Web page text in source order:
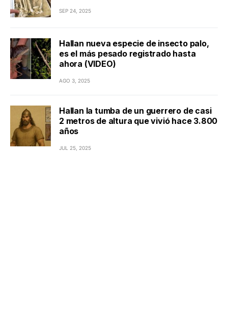
SEP 24, 2025
Hallan nueva especie de insecto palo,
es el más pesado registrado hasta
ahora (VIDEO)
AGO 3, 2025
Hallan la tumba de un guerrero de casi
2 metros de altura que vivió hace 3.800
años
JUL 25, 2025